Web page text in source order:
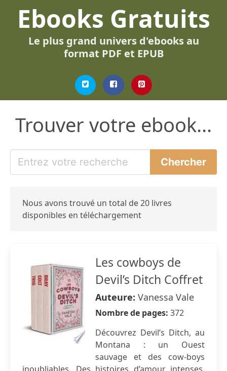
Ebooks Gratuits
Le plus grand univers d'ebooks au
format PDF et EPUB
Trouver votre ebook...
Nous avons trouvé un total de 20 livres
disponibles en téléchargement
Les cowboys de
Devil’s Ditch Coffret
Auteure: Vanessa Vale
Nombre de pages: 372
Découvrez Devil’s Ditch, au
Montana : un Ouest
sauvage et des cow-boys